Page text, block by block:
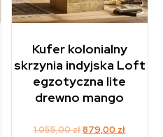
Kufer kolonialny
skrzynia indyjska Loft
egzotyczna lite
drewno mango
1.055,00złOriginal
879,00 złCurrent